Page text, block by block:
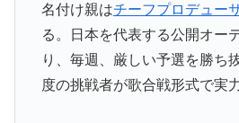
名付け親はチーフプロデュー
る。
日本を代表する公開オー
り、毎週、 厳しい予選を勝ち
度の挑戦者が歌合戦形式で実